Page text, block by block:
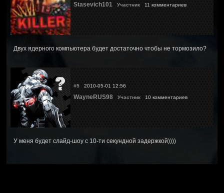
Stasevich101 Участник 11 комментариев
Двух ядерного компьютера будет достаточно чтобы не тормозило?
#5 2010-05-01 12:56
WayneRUS98 Участник 10 комментариев
У меня будет слайд-шоу с 10-ти секундной задержкой))))